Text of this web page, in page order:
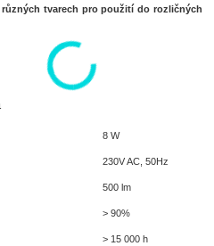
tvarech pro použití do rozličných
8 W
230V AC, 50Hz
500 lm
> 90%
> 15 000 h